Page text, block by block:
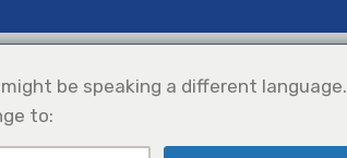
be speaking a different language.
to: